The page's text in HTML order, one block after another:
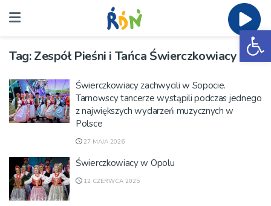
Tag:Zespół Pieśni i Tańca Świerczkowiacy
Świerczkowiacy zachwycili w Sopocie.
Tarnowscy tancerze wystąpili podczas jednego
z największych wydarzeń muzycznych w
Polsce
27 MAJA 2026
Świerczkowiacy w Opolu
12 CZERWCA 2025